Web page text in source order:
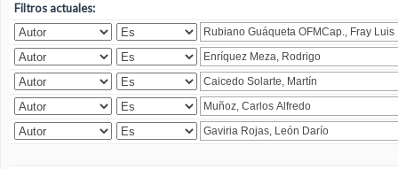
Filtros actuales: